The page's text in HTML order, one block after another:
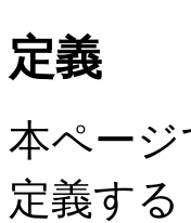
定義
本ペー
定義する